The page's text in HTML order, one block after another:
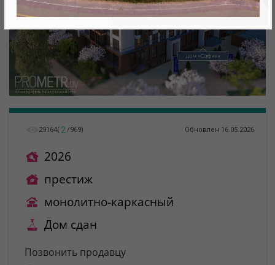
29164( 2 /969) Обновлен 16.05.2026
2026
престиж
монолитно-каркасный
Дом сдан
Позвонить продавцу